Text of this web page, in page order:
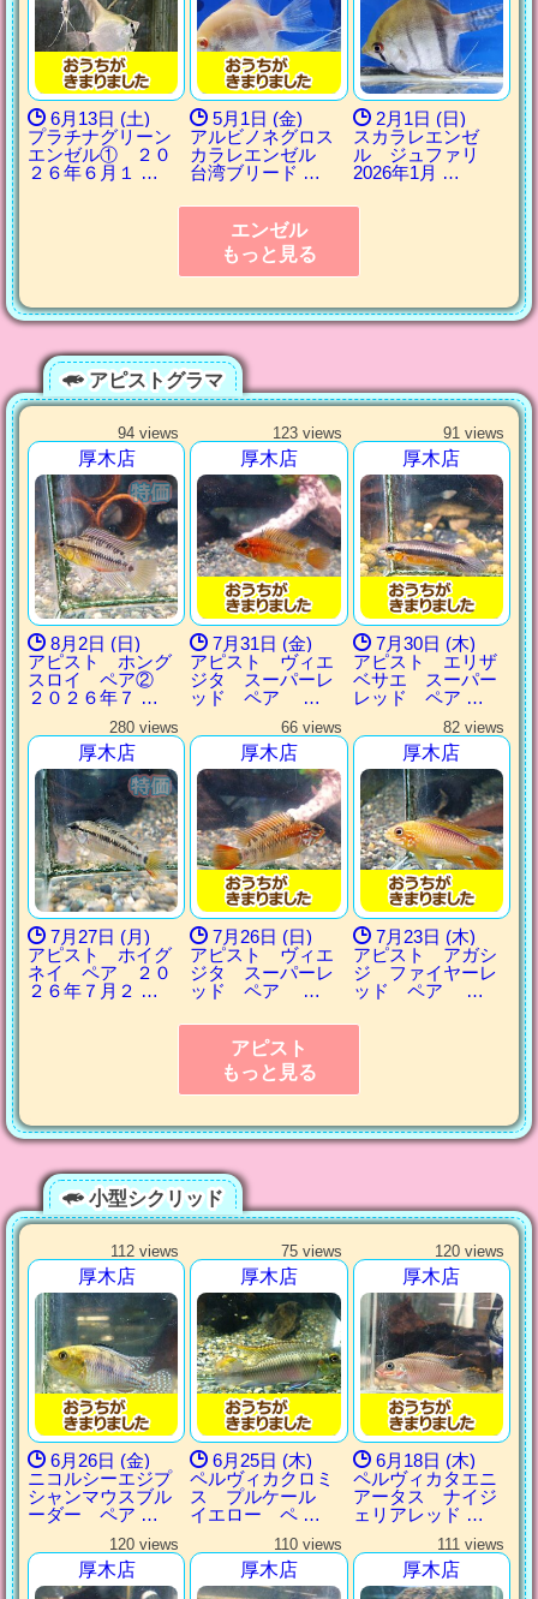
6月13日 (土)
プラチナグリーン
エンゼル① ２０
２６年６月１ …
5月1日 (金)
アルビノネグロス
カラレエンゼル
台湾ブリード …
2月1日 (日)
スカラレエンゼ
ル ジュファリ
2026年1月 …
エンゼル
もっと見る
アピストグラマ
94 views
厚木店
8月2日 (日)
アピスト ホング
スロイ ペア②
２０２６年７ …
123 views
厚木店
7月31日 (金)
アピスト ヴィエ
ジタ スーパーレ
ッド ペア …
91 views
厚木店
7月30日 (木)
アピスト エリザ
ベサエ スーパー
レッド ペア …
280 views
厚木店
7月27日 (月)
アピスト ホイグ
ネイ ペア ２０
２６年７月２ …
66 views
厚木店
7月26日 (日)
アピスト ヴィエ
ジタ スーパーレ
ッド ペア …
82 views
厚木店
7月23日 (木)
アピスト アガシ
ジ ファイヤーレ
ッド ペア …
アピスト
もっと見る
小型シクリッド
112 views
厚木店
6月26日 (金)
ニコルシーエジプ
シャンマウスブル
ーダー ペア …
75 views
厚木店
6月25日 (木)
ペルヴィカクロミ
ス プルケール
イエロー ペ …
120 views
厚木店
6月18日 (木)
ペルヴィカタエニ
アータス ナイジ
ェリアレッド …
120 views
厚木店
110 views
厚木店
111 views
厚木店